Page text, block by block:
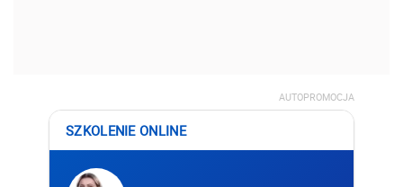
AUTOPROMOCJA
SZKOLENIE ONLINE